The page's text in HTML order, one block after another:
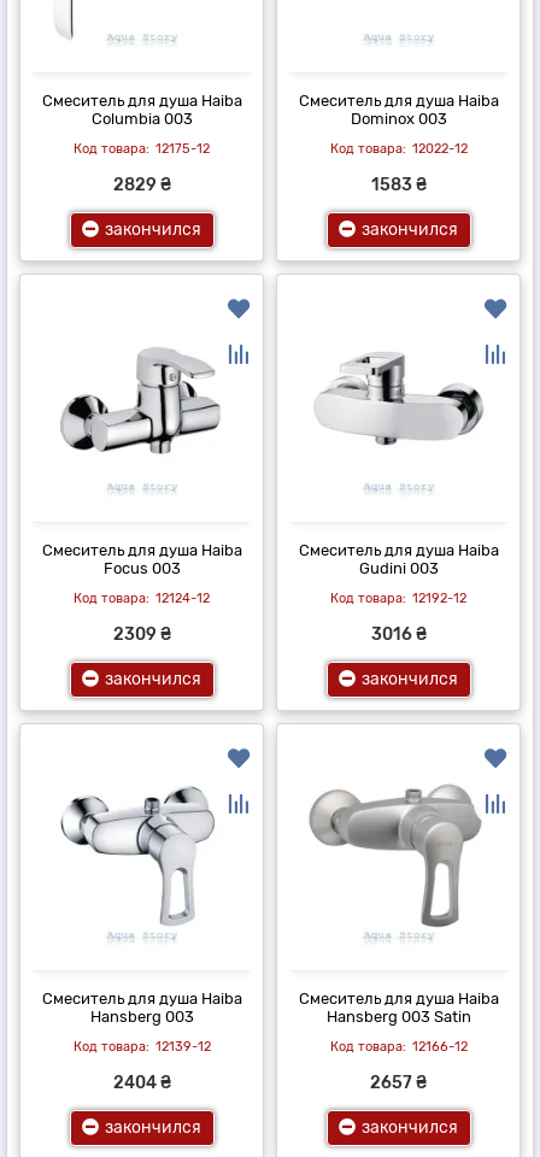
Смеситель для душа Haiba
Columbia 003
12175-12
2829 ₴
закончился
Смеситель для душа Haiba
Dominox 003
12022-12
1583 ₴
закончился
Смеситель для душа Haiba
Focus 003
12124-12
2309 ₴
закончился
Смеситель для душа Haiba
Gudini 003
12192-12
3016 ₴
закончился
Смеситель для душа Haiba
Hansberg 003
12139-12
2404 ₴
закончился
Смеситель для душа Haiba
Hansberg 003 Satin
12166-12
2657 ₴
закончился